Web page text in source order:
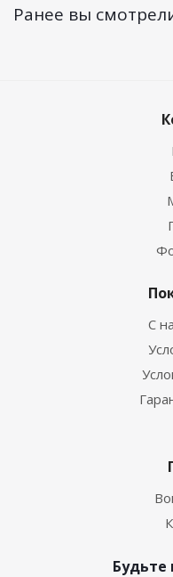
Ранее вы
С
Будьте